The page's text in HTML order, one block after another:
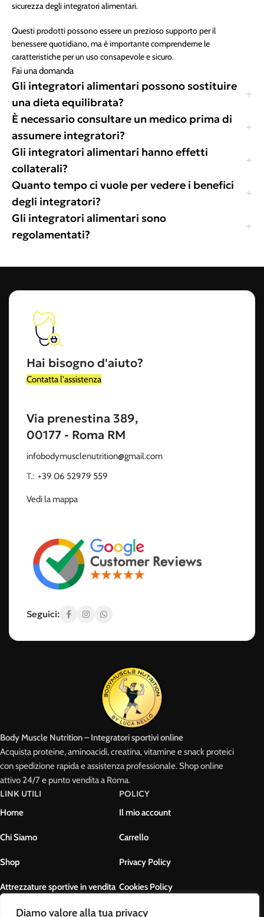
Diamo valore alla tua privacy
sicurezza degli integratori alimentari.
Questi prodotti possono essere un prezioso supporto per il
benessere quotidiano, ma è importante comprenderne le
caratteristiche per un uso consapevole e sicuro.
Fai una domanda
Gli integratori alimentari possono sostituire
una dieta equilibrata?
È necessario consultare un medico prima di
assumere integratori?
Gli integratori alimentari hanno effetti
collaterali?
Quanto tempo ci vuole per vedere i benefici
degli integratori?
Gli integratori alimentari sono
regolamentati?
Hai bisogno d'aiuto?
Contatta l'assistenza
Via prenestina 389,
00177 - Roma RM
infobodymusclenutrition@gmail.com
T.: +39 06 52979 559
Vedi la mappa
Seguici:
Body Muscle Nutrition – Integratori sportivi online
Acquista proteine, aminoacidi, creatina, vitamine e snack proteici
con spedizione rapida e assistenza professionale. Shop online
attivo 24/7 e punto vendita a Roma.
LINK UTILI
Home
Chi Siamo
Shop
Attrezzature sportive in vendita
Contatti
POLICY
Il mio account
Carrello
Privacy Policy
Cookies Policy
Termini e condizioni